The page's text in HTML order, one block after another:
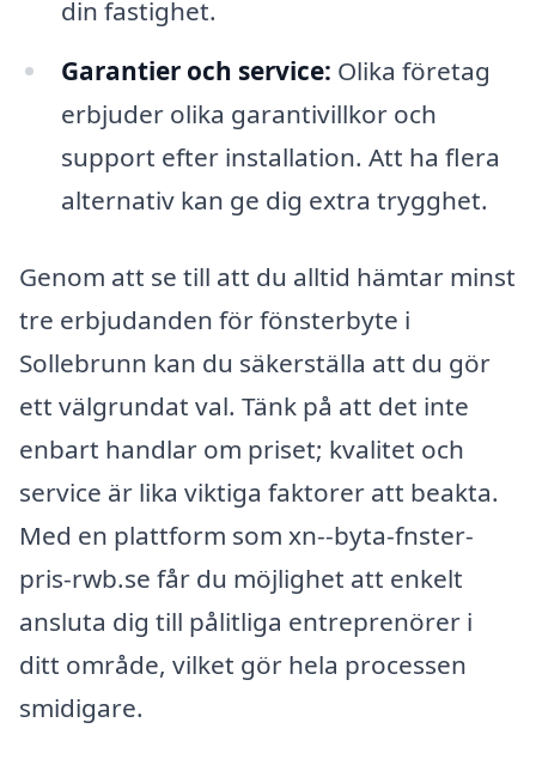
din fastighet.
Garantier och service: Olika företag
erbjuder olika garantivillkor och
support efter installation. Att ha flera
alternativ kan ge dig extra trygghet.
Genom att se till att du alltid hämtar minst
tre erbjudanden för fönsterbyte i
Sollebrunn kan du säkerställa att du gör
ett välgrundat val. Tänk på att det inte
enbart handlar om priset; kvalitet och
service är lika viktiga faktorer att beakta.
Med en plattform som xn--byta-fnster-
pris-rwb.se får du möjlighet att enkelt
ansluta dig till pålitliga entreprenörer i
ditt område, vilket gör hela processen
smidigare.